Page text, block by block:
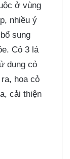
ở vùng
nhiều ý
sung
Cỏ 3 lá
dụng cỏ
hoa cỏ
cải thiện